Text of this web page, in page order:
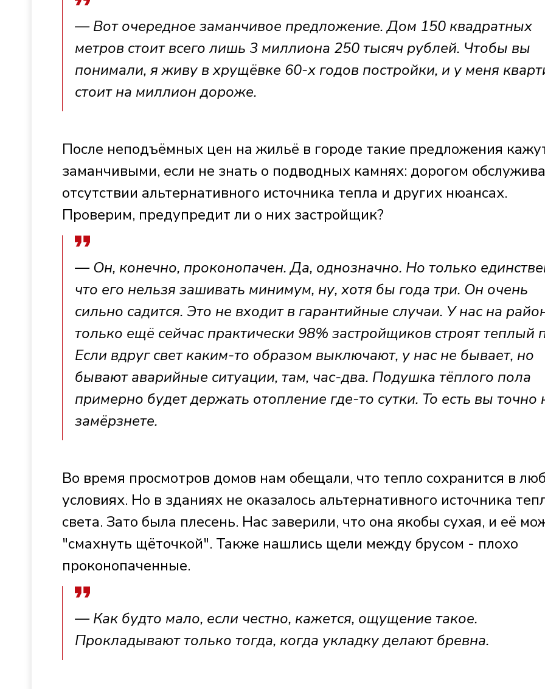
— Вот очередное заманчивое предложение. Дом 150 квадратных
метров стоит всего лишь 3 миллиона 250 тысяч рублей. Чтобы вы
понимали, я живу в хрущёвке 60-х годов постройки, и у меня
стоит на миллион дороже.
После неподъёмных цен на жильё в городе такие предложения
заманчивыми, если не знать о подводных камнях: дорогом
отсутствии альтернативного источника тепла и других нюансах.
Проверим, предупредит ли о них застройщик?
— Он, конечно, проконопачен. Да, однозначно. Но только
что его нельзя зашивать минимум, ну, хотя бы года три. Он очень
сильно садится. Это не входит в гарантийные случаи. У нас на
только ещё сейчас практически 98% застройщиков строят теплый
Если вдруг свет каким-то образом выключают, у нас не бывает, но
бывают аварийные ситуации, там, час-два. Подушка тёплого пола
примерно будет держать отопление где-то сутки. То есть вы точно
замёрзнете.
Во время просмотров домов нам обещали, что тепло сохранится в
условиях. Но в зданиях не оказалось альтернативного источника
света. Зато была плесень. Нас заверили, что она якобы сухая, и её
"смахнуть щёточкой". Также нашлись щели между брусом - плохо
проконопаченные.
— Как будто мало, если честно, кажется, ощущение такое.
Прокладывают только тогда, когда укладку делают бревна.